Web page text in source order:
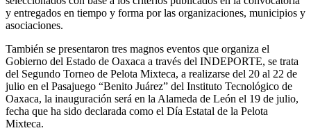
y entregados en tiempo y forma por las organizaciones, municipios y
asociaciones.
También se presentaron tres magnos eventos que organiza el
Gobierno del Estado de Oaxaca a través del INDEPORTE, se trata
del Segundo Torneo de Pelota Mixteca, a realizarse del 20 al 22 de
julio en el Pasajuego “Benito Juárez” del Instituto Tecnológico de
Oaxaca, la inauguración será en la Alameda de León el 19 de julio,
fecha que ha sido declarada como el Día Estatal de la Pelota
Mixteca.